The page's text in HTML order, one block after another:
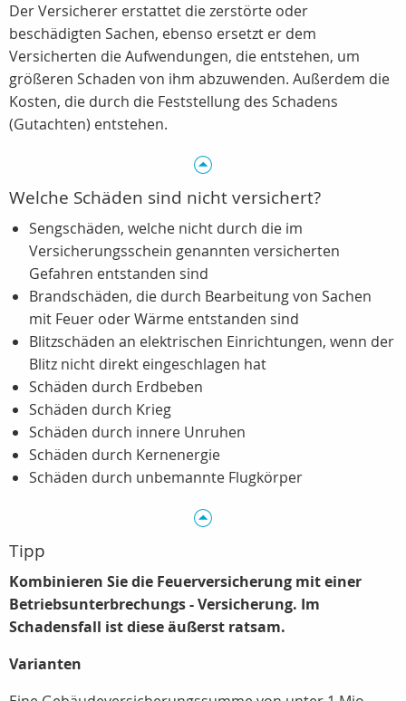
Der Versicherer erstattet die zerstörte oder
beschädigten Sachen, ebenso ersetzt er dem
Versicherten die Aufwendungen, die entstehen, um
größeren Schaden von ihm abzuwenden. Außerdem die
Kosten, die durch die Feststellung des Schadens
(Gutachten) entstehen.
Welche Schäden sind nicht versichert?
Sengschäden, welche nicht durch die im
Versicherungsschein genannten versicherten
Gefahren entstanden sind
Brandschäden, die durch Bearbeitung von Sachen
mit Feuer oder Wärme entstanden sind
Blitzschäden an elektrischen Einrichtungen, wenn der
Blitz nicht direkt eingeschlagen hat
Schäden durch Erdbeben
Schäden durch Krieg
Schäden durch innere Unruhen
Schäden durch Kernenergie
Schäden durch unbemannte Flugkörper
Tipp
Kombinieren Sie die Feuerversicherung mit einer
Betriebsunterbrechungs - Versicherung. Im
Schadensfall ist diese äußerst ratsam.
Varianten